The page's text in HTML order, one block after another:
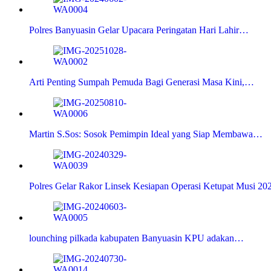
Polres Banyuasin Gelar Upacara Peringatan Hari Lahir…
Arti Penting Sumpah Pemuda Bagi Generasi Masa Kini,…
Martin S.Sos: Sosok Pemimpin Ideal yang Siap Membawa…
Polres Gelar Rakor Linsek Kesiapan Operasi Ketupat Musi
lounching pilkada kabupaten Banyuasin KPU adakan…